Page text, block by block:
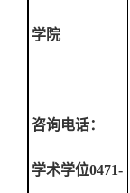
学院
咨询电话：
学术学位0471-